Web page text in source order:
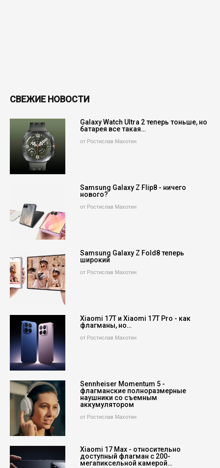
СВЕЖИЕ НОВОСТИ
Galaxy Watch Ultra 2 теперь тоньше, но
батарея все такая…
от Ростислав Махотин
Samsung Galaxy Z Flip8 - ничего
нового?
от Ростислав Махотин
Samsung Galaxy Z Fold8 теперь
широкий
от Ростислав Махотин
Xiaomi 17T и Xiaomi 17T Pro - как
флагманы, но…
от Ростислав Махотин
Sennheiser Momentum 5 -
флагманские полноразмерные
наушники со съемным
аккумулятором
от Ростислав Махотин
Xiaomi 17 Max - относительно
доступный флагман с 200-
мегапиксельной камерой…